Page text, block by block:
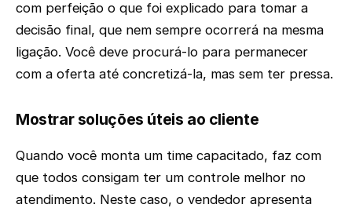
com perfeição o que foi explicado para tomar a
decisão final, que nem sempre ocorrerá na mesma
ligação. Você deve procurá-lo para permanecer
com a oferta até concretizá-la, mas sem ter pressa.
Mostrar soluções úteis ao cliente
Quando você monta um time capacitado, faz com
que todos consigam ter um controle melhor no
atendimento. Neste caso, o vendedor apresenta